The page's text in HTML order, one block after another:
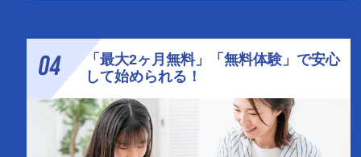
04
「最大2ヶ月無料」「無料体験」で安心
して始められる！